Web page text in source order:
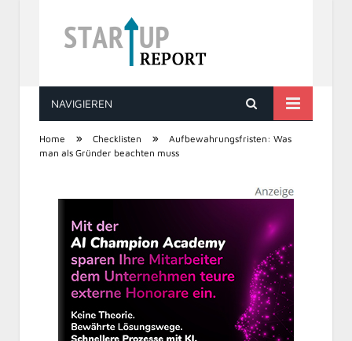
STARTUP REPORT
NAVIGIEREN
Home » Checklisten »
Aufbewahrungsfristen: Was
man als Gründer beachten muss